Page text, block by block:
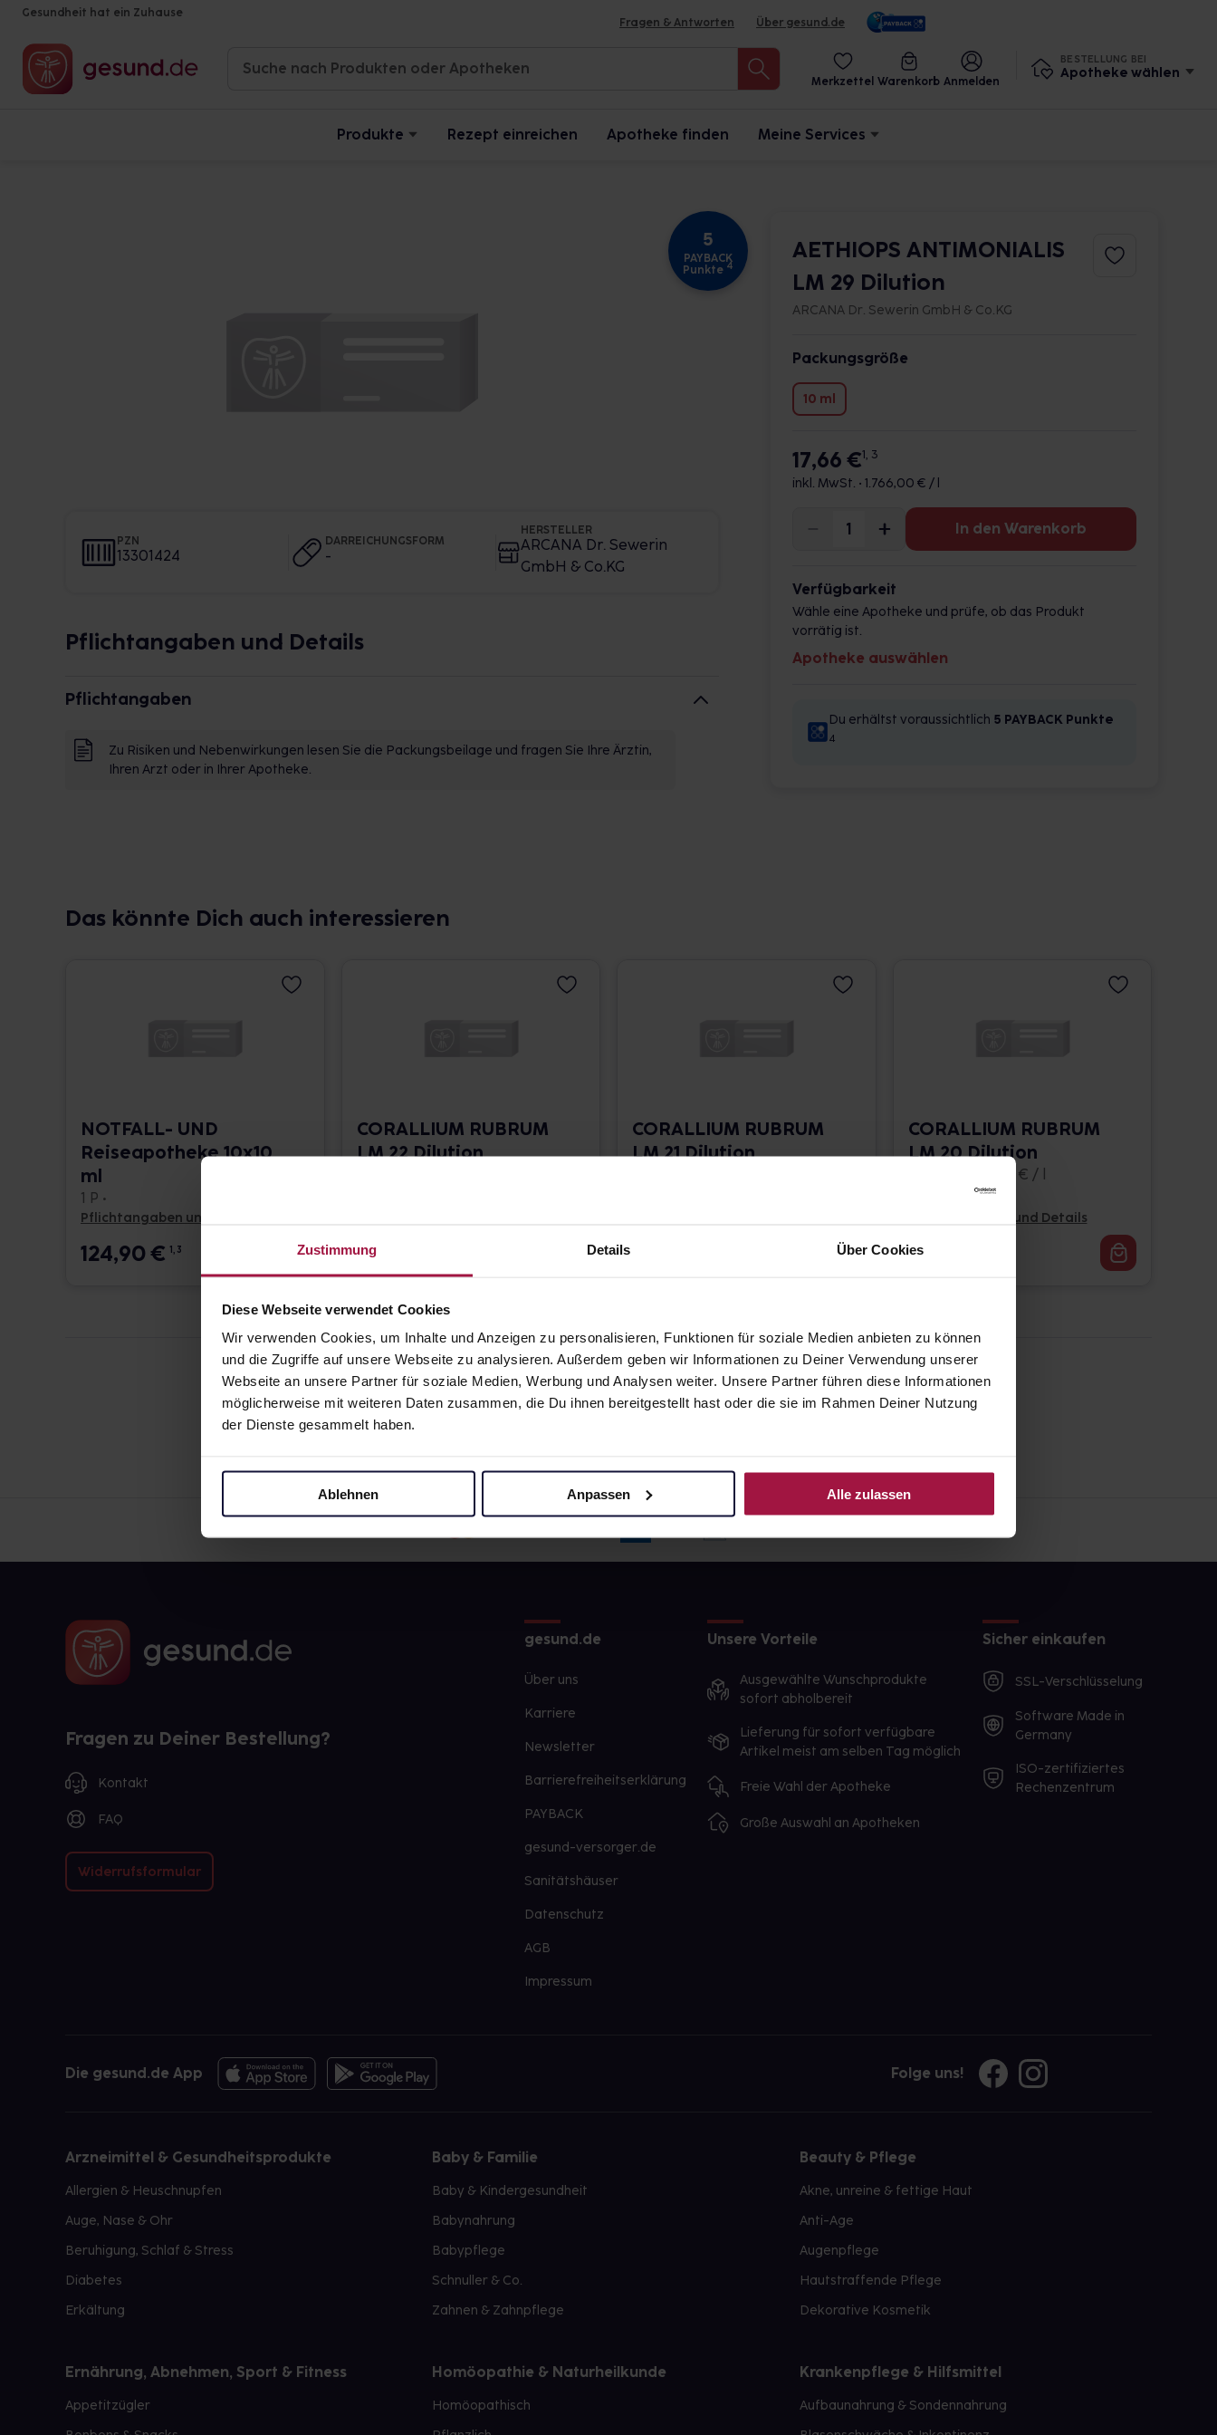
Zustimmung Details Über Cookies
Diese Webseite verwendet Cookies
Wir verwenden Cookies, um Inhalte und Anzeigen zu personalisieren, Funktionen für soziale Medien anbieten zu können
und die Zugriffe auf unsere Webseite zu analysieren. Außerdem geben wir Informationen zu Deiner Verwendung unserer
Webseite an unsere Partner für soziale Medien, Werbung und Analysen weiter. Unsere Partner führen diese Informationen
möglicherweise mit weiteren Daten zusammen, die Du ihnen bereitgestellt hast oder die sie im Rahmen Deiner Nutzung
der Dienste gesammelt haben.
Ablehnen Anpassen Alle zulassen
Gesundheit hat ein Zuhause
Fragen & Antworten Über gesund.de
Merkzettel Warenkorb Anmelden
BESTELLUNG BEI
Apotheke wählen
Produkte Rezept einreichen Apotheke finden Meine Services
5
PAYBACK
Punkte 4
PZN
13301424
DARREICHUNGSFORM
-
HERSTELLER
ARCANA Dr. Sewerin
GmbH & Co.KG
Pflichtangaben und Details
Pflichtangaben
Zu Risiken und Nebenwirkungen lesen Sie die Packungsbeilage und fragen Sie Ihre Ärztin,
Ihren Arzt oder in Ihrer Apotheke.
AETHIOPS ANTIMONIALIS
LM 29 Dilution
ARCANA Dr. Sewerin GmbH & Co.KG
Packungsgröße
10 ml
17,66 €1, 3
inkl. MwSt. • 1.766,00 € / l
In den Warenkorb
Verfügbarkeit
Wähle eine Apotheke und prüfe, ob das Produkt
vorrätig ist.
Apotheke auswählen
Du erhältst voraussichtlich 5 PAYBACK Punkte
4
Das könnte Dich auch interessieren
NOTFALL- UND
Reiseapotheke 10x10
ml
1 P •
Pflichtangaben und Details
124,90€ 1, 3
CORALLIUM RUBRUM
LM 22 Dilution
17,66
CORALLIUM RUBRUM
LM 21 Dilution
CORALLIUM RUBRUM
LM 20 Dilution
10 ml • 1.662,00 € / l
Pflichtangaben und Details
16,62
Fragen zu Deiner Bestellung?
Kontakt
FAQ
Widerrufsformular
gesund.de
Über uns
Karriere
Newsletter
Barrierefreiheitserklärung
PAYBACK
gesund-versorger.de
Sanitätshäuser
Datenschutz
AGB
Impressum
Unsere Vorteile
Ausgewählte Wunschprodukte
sofort abholbereit
Lieferung für sofort verfügbare
Artikel meist am selben Tag möglich
Freie Wahl der Apotheke
Große Auswahl an Apotheken
Sicher einkaufen
SSL-Verschlüsselung
Software Made in
Germany
ISO-zertifiziertes
Rechenzentrum
Die gesund.de App Folge uns!
Arzneimittel & Gesundheitsprodukte
Allergien & Heuschnupfen
Auge, Nase & Ohr
Beruhigung, Schlaf & Stress
Diabetes
Erkältung
Baby & Familie
Baby & Kindergesundheit
Babynahrung
Babypflege
Schnuller & Co.
Zahnen & Zahnpflege
Beauty & Pflege
Akne, unreine & fettige Haut
Anti-Age
Augenpflege
Hautstraffende Pflege
Dekorative Kosmetik
Ernährung, Abnehmen, Sport & Fitness
Appetitzügler
Homöopathie & Naturheilkunde
Homöopathisch
Krankenpflege & Hilfsmittel
Aufbaunahrung & Sondennahrung